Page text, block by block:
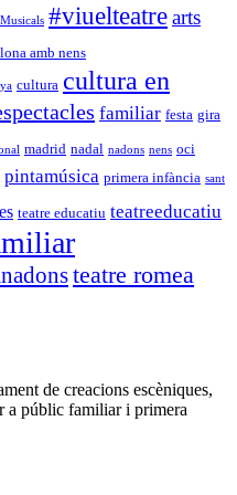
#viuelteatrearts
amb nens
cultura cultura en
familiar festa gira
madrid nadal nadons nens oci
pintamúsica primera infància sant
teatre educatiu teatreeducatiu
teatre romea
de creacions escèniques,
a públic familiar i primera